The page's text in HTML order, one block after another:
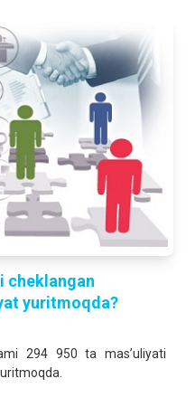
cheklangan
yuritmoqda?
294 950 ta masʼuliyati